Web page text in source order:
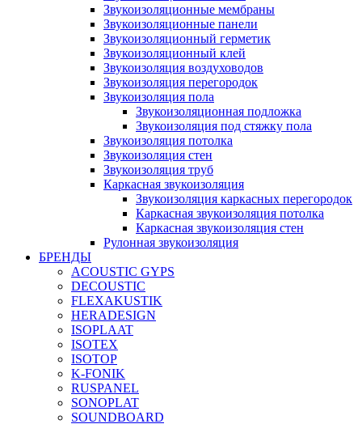
Звукоизоляционные мембраны
Звукоизоляционные панели
Звукоизоляционный герметик
Звукоизоляционный клей
Звукоизоляция воздуховодов
Звукоизоляция перегородок
Звукоизоляция пола
Звукоизоляционная подложка
Звукоизоляция под стяжку пола
Звукоизоляция потолка
Звукоизоляция стен
Звукоизоляция труб
Каркасная звукоизоляция
Звукоизоляция каркасных перегородок
Каркасная звукоизоляция потолка
Каркасная звукоизоляция стен
Рулонная звукоизоляция
БРЕНДЫ
ACOUSTIC GYPS
DECOUSTIC
FLEXAKUSTIK
HERADESIGN
ISOPLAAT
ISOTEX
ISOTOP
K-FONIK
RUSPANEL
SONOPLAT
SOUNDBOARD